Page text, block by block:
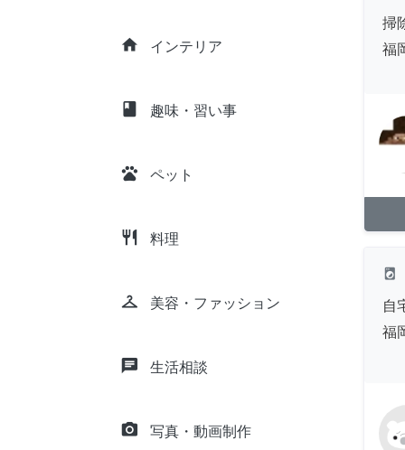
home インテリア
class 趣味・習い事
pets ペット
restaurant 料理
checkroom 美容・ファッション
chat 生活相談
camera_alt 写真・動画制作
掃
福
local_laundry_service
自
福